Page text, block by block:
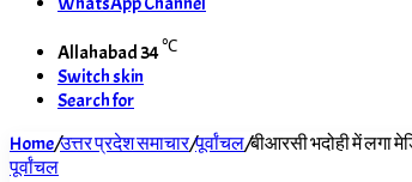
Allahabad34℃
Switch skin
Search for
Home/उत्तर प्रदेश समाचार/पूर्वांचल/बीआरसी भदोही में लगा
पूर्वांचल